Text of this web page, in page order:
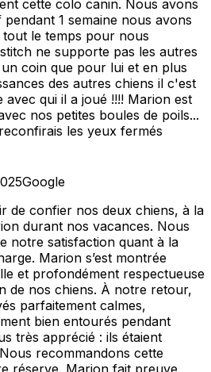
cette colo canin. Nous avons
1 semaine nous avons
le temps pour nous
ne supporte pas les autres
coin que pour lui et en plus
des autres chiens il c'est
qui il a joué !!!! Marion est
nos petites boules de poils...
les yeux fermés
Google
de confier nos deux chiens, à la
durant nos vacances. Nous
notre satisfaction quant à la
Marion s’est montrée
et profondément respectueuse
de nos chiens. À notre retour,
parfaitement calmes,
bien entourés pendant
très apprécié : ils étaient
recommandons cette
réserve. Marion fait preuve